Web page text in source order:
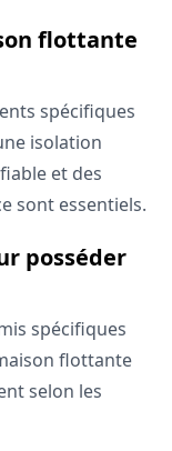
flottante
spécifiques
isolation
et des
sont essentiels.
posséder
spécifiques
flottante
selon les